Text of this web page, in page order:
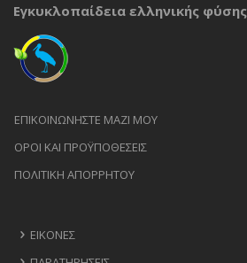
Εγκυκλοπαίδεια ελληνικής φύσης
ΕΠΙΚΟΙΝΩΝΉΣΤΕ ΜΑΖΊ ΜΟΥ
ΟΡΟΙ ΚΑΙ ΠΡΟΫΠΟΘΈΣΕΙΣ
ΠΟΛΙΤΙΚΉ ΑΠΟΡΡΉΤΟΥ
ΕΙΚΌΝΕΣ